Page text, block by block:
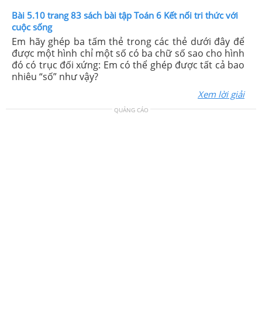
Bài 5.10 trang 83 sách bài tập Toán 6 Kết nối tri thức với
cuộc sống
Em hãy ghép ba tấm thẻ trong các thẻ dưới đây để
được một hình chỉ một số có ba chữ số sao cho hình
đó có trục đối xứng: Em có thể ghép được tất cả bao
nhiêu “số” như vậy?
Xem lời giải
QUẢNG CÁO